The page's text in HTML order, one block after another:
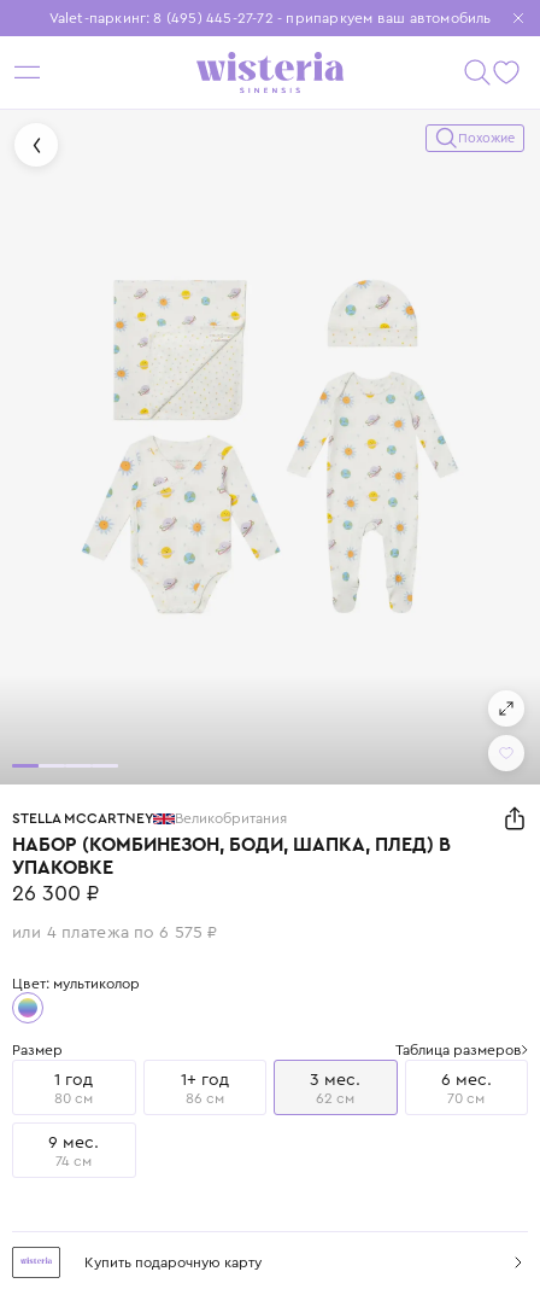
Valet-паркинг: 8 (495) 445-27-72 - припаркуем ваш автомобиль
Бесплатная доставка при заказе от 15 000 ₽
Установите приложение, чтобы покупки были еще удобнее
Похожие
STELLA MCCARTNEY Великобритания
НАБОР (КОМБИНЕЗОН, БОДИ, ШАПКА, ПЛЕД) В
УПАКОВКЕ
26 300 ₽
или 4 платежа по 6 575 ₽
Цвет: мультиколор
Размер Таблица размеров
1 год
80 см
1+ год
86 см
3 мес.
62 см
6 мес.
70 см
9 мес.
74 см
Купить подарочную карту